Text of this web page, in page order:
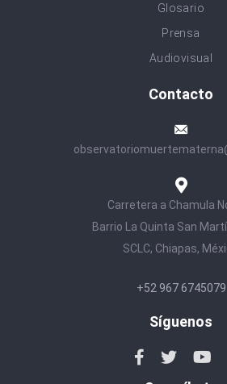
Glosario
Prensa
Audiovisual
Contacto
Carretera a Chamula
Barrio La Quinta San
SCLC, Chiapas,
+52 967 6745079
Síguenos